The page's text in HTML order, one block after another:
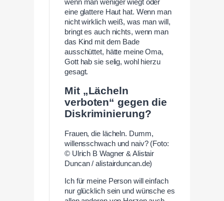
wenn man weniger wiegt oder
eine glattere Haut hat. Wenn man
nicht wirklich weiß, was man will,
bringt es auch nichts, wenn man
das Kind mit dem Bade
ausschüttet, hätte meine Oma,
Gott hab sie selig, wohl hierzu
gesagt.
Mit „Lächeln
verboten“ gegen die
Diskriminierung?
Frauen, die lächeln. Dumm,
willensschwach und naiv? (Foto:
© Ulrich B Wagner & Alistair
Duncan / alistairduncan.de)
Ich für meine Person will einfach
nur glücklich sein und wünsche es